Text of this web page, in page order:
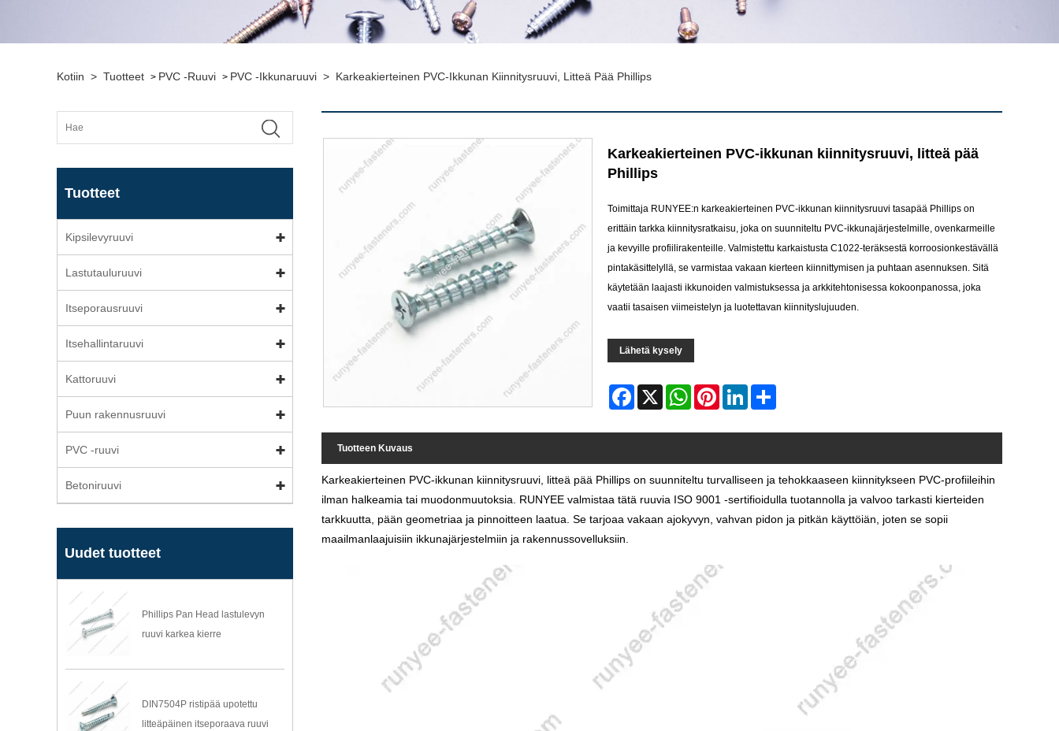
Kotiin > Tuotteet > PVC -ruuvi > PVC -ikkunaruuvi > Karkeakierteinen PVC-Ikkunan Kiinnitysruuvi, Litteä Pää Phillips
Tuotteet
Kipsilevyruuvi
Lastutauluruuvi
Itseporausruuvi
Itsehallintaruuvi
Kattoruuvi
Puun rakennusruuvi
PVC -ruuvi
Betoniruuvi
Uudet tuotteet
Phillips Pan Head lastulevyn
ruuvi karkea kierre
DIN7504P ristipää upotettu
litteäpäinen itseporaava ruuvi
Karkeakierteinen PVC-ikkunan kiinnitysruuvi, litteä pää
Phillips
Toimittaja RUNYEE:n karkeakierteinen PVC-ikkunan kiinnitysruuvi tasapää Phillips on
erittäin tarkka kiinnitysratkaisu, joka on suunniteltu PVC-ikkunajärjestelmille, ovenkarmeille
ja kevyille profiilirakenteille. Valmistettu karkaistusta C1022-teräksestä korroosionkestävällä
pintakäsittelyllä, se varmistaa vakaan kierteen kiinnittymisen ja puhtaan asennuksen. Sitä
käytetään laajasti ikkunoiden valmistuksessa ja arkkitehtonisessa kokoonpanossa, joka
vaatii tasaisen viimeistelyn ja luotettavan kiinnityslujuuden.
Lähetä kysely
Facebook WhatsAppPinterestLinkedIn
Tuotteen Kuvaus
Karkeakierteinen PVC-ikkunan kiinnitysruuvi, litteä pää Phillips on suunniteltu turvalliseen ja tehokkaaseen kiinnitykseen PVC-profiileihin
ilman halkeamia tai muodonmuutoksia. RUNYEE valmistaa tätä ruuvia ISO 9001 -sertifioidulla tuotannolla ja valvoo tarkasti kierteiden
tarkkuutta, pään geometriaa ja pinnoitteen laatua. Se tarjoaa vakaan ajokyvyn, vahvan pidon ja pitkän käyttöiän, joten se sopii
maailmanlaajuisiin ikkunajärjestelmiin ja rakennussovelluksiin.